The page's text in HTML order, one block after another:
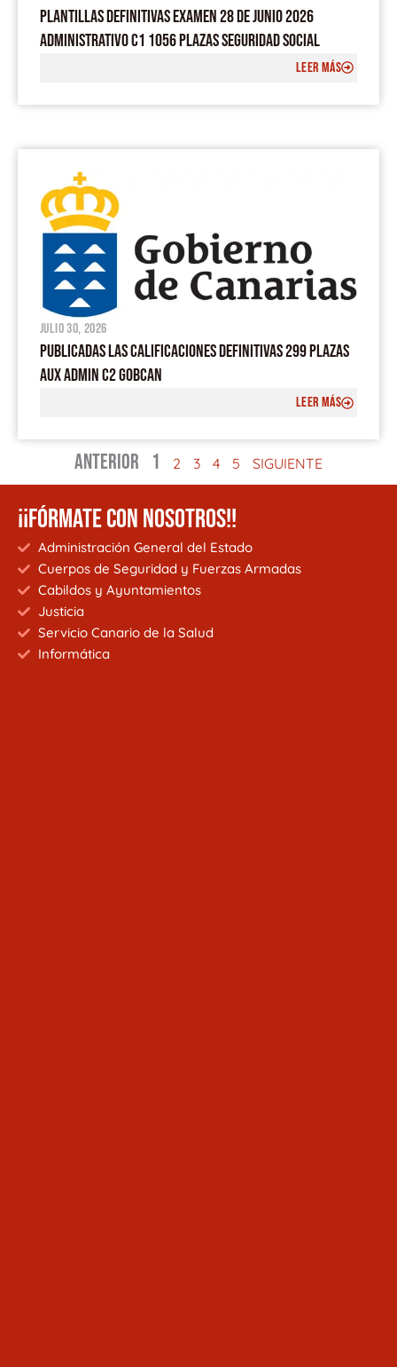
PLANTILLAS DEFINITIVAS EXAMEN 28 DE JUNIO 2026
ADMINISTRATIVO C1 1056 PLAZAS SEGURIDAD SOCIAL
LEER MÁS
julio 30, 2026
PUBLICADAS LAS CALIFICACIONES DEFINITIVAS 299 PLAZAS
AUX ADMIN C2 GOBCAN
LEER MÁS
ANTERIOR 1 2 3 4 5 SIGUIENTE
¡¡FÓRMATE CON NOSOTROS!!
Administración General del Estado
Cuerpos de Seguridad y Fuerzas Armadas
Cabildos y Ayuntamientos
Justicia
Servicio Canario de la Salud
Informática